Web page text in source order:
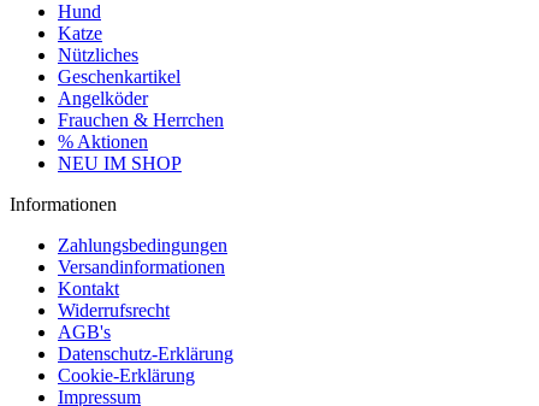
Hund
Katze
Nützliches
Geschenkartikel
Angelköder
Frauchen & Herrchen
% Aktionen
NEU IM SHOP
Informationen
Zahlungsbedingungen
Versandinformationen
Kontakt
Widerrufsrecht
AGB's
Datenschutz-Erklärung
Cookie-Erklärung
Impressum